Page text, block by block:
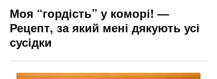
Моя “гордість” у коморі! —
Рецепт, за який мені дякують усі
сусідки